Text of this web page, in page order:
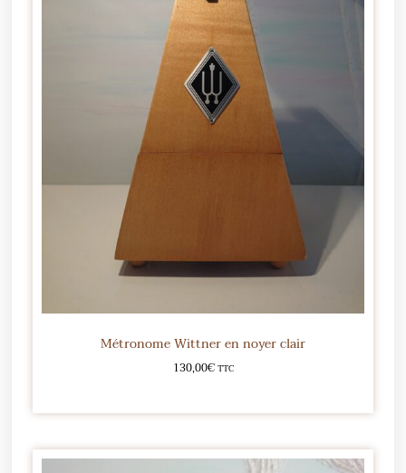
Métronome Wittner en noyer clair
130,00€ TTC